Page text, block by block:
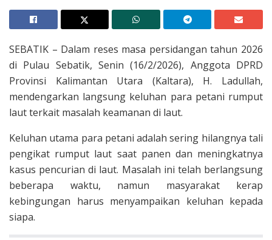
SEBATIK – Dalam reses masa persidangan tahun 2026
di Pulau Sebatik, Senin (16/2/2026), Anggota DPRD
Provinsi Kalimantan Utara (Kaltara), H. Ladullah,
mendengarkan langsung keluhan para petani rumput
laut terkait masalah keamanan di laut.
Keluhan utama para petani adalah sering hilangnya tali
pengikat rumput laut saat panen dan meningkatnya
kasus pencurian di laut. Masalah ini telah berlangsung
beberapa waktu, namun masyarakat kerap
kebingungan harus menyampaikan keluhan kepada
siapa.